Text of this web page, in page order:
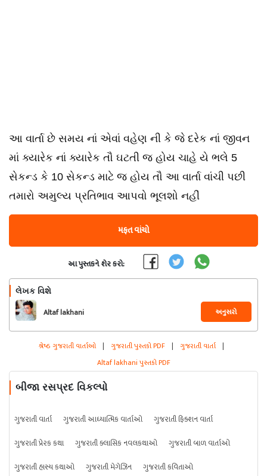
આ વાર્તા છે સમય નાં એવાં વહેણ ની કે જે દરેક નાં જીવન
માં ક્યારેક નાં ક્યારેક તૌ ઘટતી જ હોય ચાહે યે ભલે 5
સેકન્ડ કે 10 સેકન્ડ માટે જ હોય તૌ આ વાર્તા વાંચી પછી
તમારો અમુલ્ય પ્રતિભાવ આપવો ભૂલશો નહીં
મફત વાંચો
આ પુસ્તકને શેર કરો:
લેખક વિશે
Altaf lakhani અનુસરો
શ્રેષ્ઠ ગુજરાતી વાર્તાઓ | ગુજરાતી પુસ્તકો PDF | ગુજરાતી વાર્તા |
Altaf lakhani પુસ્તકો PDF
બીજા રસપ્રદ વિકલ્પો
ગુજરાતી વાર્તા ગુજરાતી આધ્યાત્મિક વાર્તાઓ
ગુજરાતી ફિક્શન વાર્તા
ગુજરાતી પ્રેરક કથા
ગુજરાતી ક્લાસિક નવલકથાઓ
ગુજરાતી બાળ વાર્તાઓ
ગુજરાતી હાસ્ય કથાઓ
ગુજરાતી મેગેઝિન ગુજરાતી કવિતાઓ